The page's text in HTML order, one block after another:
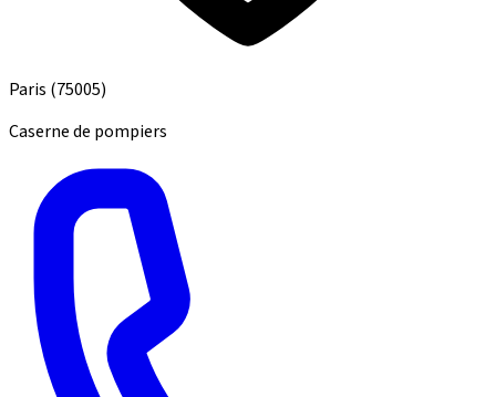
Paris (75005)
Caserne de pompiers